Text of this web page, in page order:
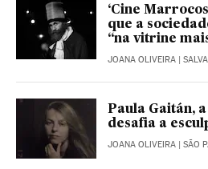
‘Cine
que a
“na vitrine
JOANA OLIVEIRA |
Paula Gaitán,
desafia a
JOANA OLIVEIRA | SÃO